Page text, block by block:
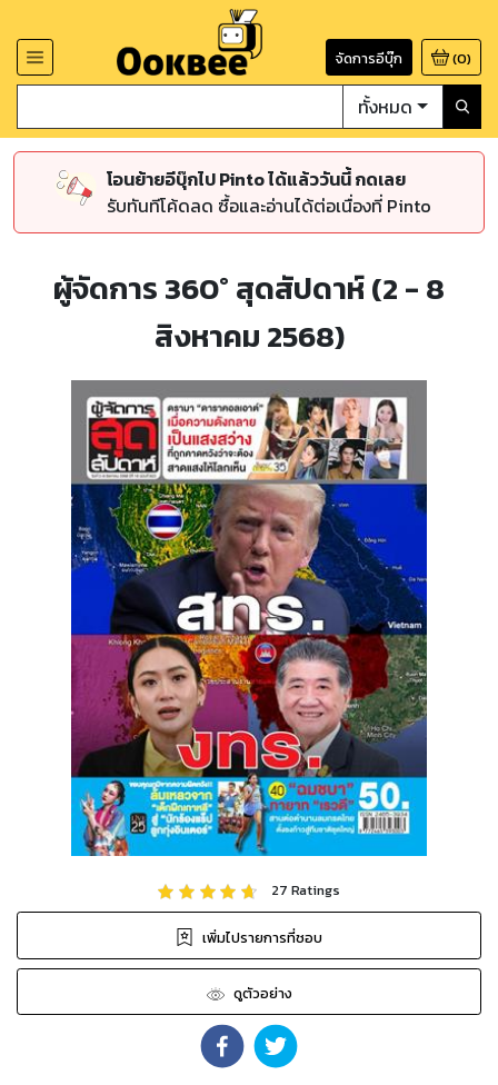
จัดการอีบุ๊ก (0)
ทั้งหมด
โอนย้ายอีบุ๊กไป Pinto ได้แล้ววันนี้ กดเลย
รับทันทีโค้ดลด ซื้อและอ่านได้ต่อเนื่องที่ Pinto
ผู้จัดการ 360° สุดสัปดาห์ (2 - 8
สิงหาคม 2568)
27 Ratings
เพิ่มไปรายการที่ชอบ
ดูตัวอย่าง